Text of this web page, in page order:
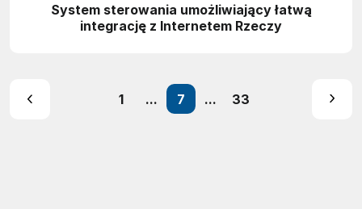
System sterowania umożliwiający łatwą
integrację z Internetem Rzeczy
1 ... 7 ... 33